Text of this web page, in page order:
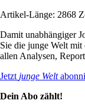
Artikel-Länge: 2868
Damit unabhängiger
Sie die junge Welt mit
allen Analysen,
Jetzt junge Welt
Dein Abo zählt!